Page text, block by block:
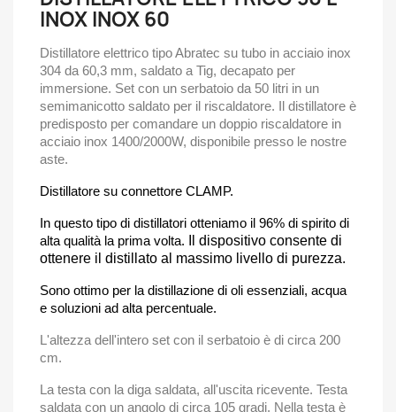
INOX INOX 60
Distillatore elettrico tipo Abratec su tubo in acciaio inox
304 da 60,3 mm, saldato a Tig, decapato per
immersione. Set con un serbatoio da 50 litri in un
semimanicotto saldato per il riscaldatore. Il distillatore è
predisposto per comandare un doppio riscaldatore in
acciaio inox 1400/2000W, disponibile presso le nostre
aste.
Distillatore su connettore CLAMP.
In questo tipo di distillatori otteniamo il 96% di spirito di
alta qualità la prima volta.
Il dispositivo consente di
ottenere il distillato al massimo livello di purezza.
Sono ottimo per la distillazione di oli essenziali, acqua
e soluzioni ad alta percentuale.
L'altezza dell'intero set con il serbatoio è di circa 200
cm.
La testa con la diga saldata, all'uscita ricevente. Testa
saldata con un angolo di circa 105 gradi. Nella testa è